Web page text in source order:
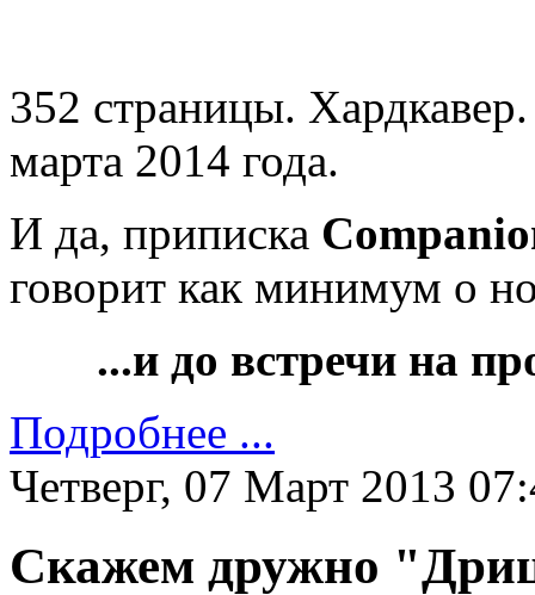
352 страницы.
марта 2014 года.
И да, приписка
говорит как минимум о
...и до встречи на
Подробнее ...
Четверг, 07 Март 2013
Скажем дружно